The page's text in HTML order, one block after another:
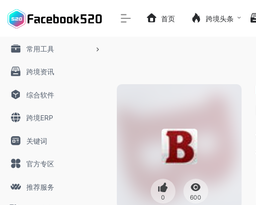
常用工具
跨境资讯
综合软件
跨境ERP
关键词
官方专区
推荐服务
首页 跨境头条
0 600